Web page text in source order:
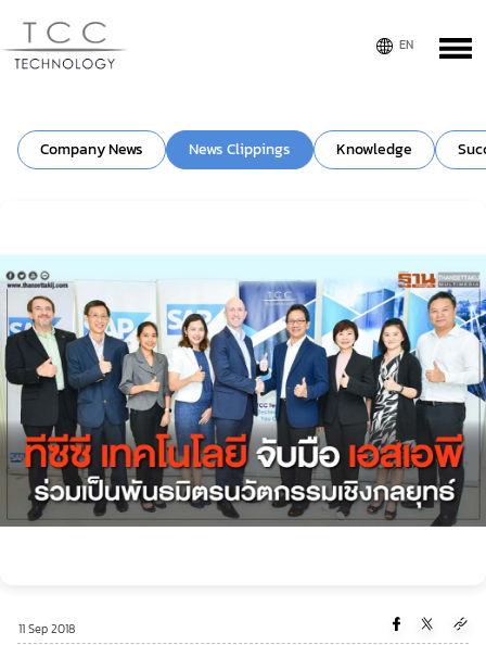
Company News News Clippings Knowledge
11 Sep 2018